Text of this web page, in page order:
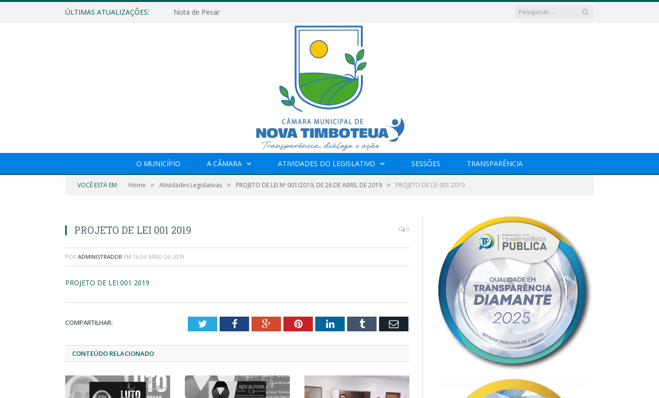
ÚLTIMAS ATUALIZAÇÕES: Nota de Pesar
O MUNICÍPIO A CÂMARA ATIVIDADES DO LEGISLATIVO SESSÕES TRANSPARÊNCIA
VOCÊ ESTÁ EM: Home » Atividades Legislativas » PROJETO DE LEI Nº 001/2019, DE 26 DE ABRIL DE 2019 » PROJETO DE LEI 001 2019
PROJETO DE LEI 001 2019 0
POR ADMINISTRADOR EM 16 DE MAIO DE 2019
PROJETO DE LEI 001 2019
COMPARTILHAR: TwitterFacebookGoogle+PinterestLinkedInTumblr Email
CONTEÚDO RELACIONADO